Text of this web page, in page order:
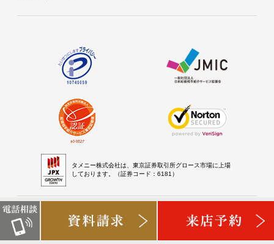
タメニー株式会社は、東京証券取引所グロース市場に上場
しております。（証券コード：6181）
セキュリティ・CS向上への取組み
個人情報保護方針